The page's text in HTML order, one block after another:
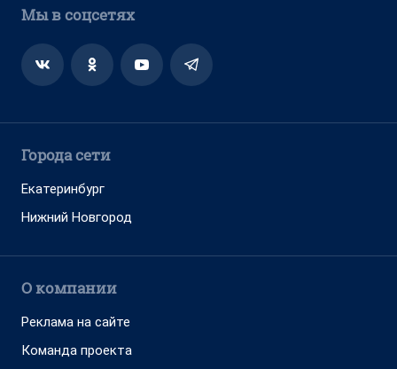
Мы в соцсетях
Города сети
Екатеринбург
Нижний Новгород
О компании
Реклама на сайте
Команда проекта